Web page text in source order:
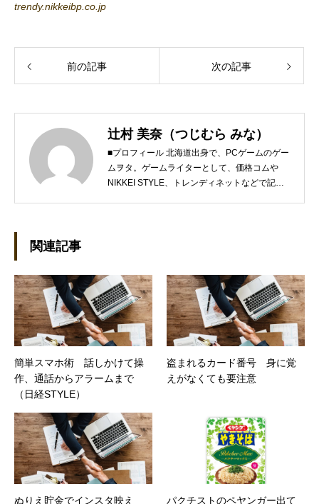
trendy.nikkeibp.co.jp
前の記事 次の記事
辻村 美奈（つじむら みな）
■プロフィール 北海道出身で、PCゲームのゲー
ムヲタ。ゲームライターとして、価格コムや
NIKKEI STYLE、トレンディネットなどで記事
関連記事
簡単スマホ術 話しかけて操
作、通話からアラームまで
（日経STYLE）
盗まれるカード番号 身に覚
えがなくても要注意
ぬりえ貯金でインスタ映え パクチストのペヤンガー出て